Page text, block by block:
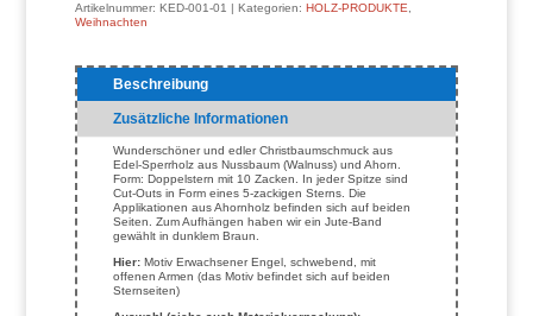
Artikelnummer: KED-001-01 Kategorien: HOLZ-PRODUKTE,
Weihnachten
Beschreibung
Zusätzliche Informationen
Wunderschöner und edler Christbaumschmuck aus
Edel-Sperrholz aus Nussbaum (Walnuss) und Ahorn.
Form: Doppelstern mit 10 Zacken. In jeder Spitze sind
Cut-Outs in Form eines 5-zackigen Sterns. Die
Applikationen aus Ahornholz befinden sich auf beiden
Seiten. Zum Aufhängen haben wir ein Jute-Band
gewählt in dunklem Braun.
Hier:Motiv Erwachsener Engel, schwebend, mit
offenen Armen (das Motiv befindet sich auf beiden
Sternseiten)